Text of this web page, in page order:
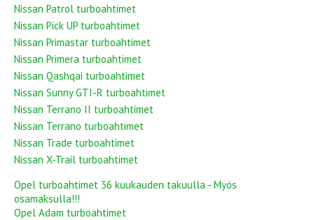
Nissan Patrol turboahtimet
Nissan Pick UP turboahtimet
Nissan Primastar turboahtimet
Nissan Primera turboahtimet
Nissan Qashqai turboahtimet
Nissan Sunny GTI-R turboahtimet
Nissan Terrano II turboahtimet
Nissan Terrano turboahtimet
Nissan Trade turboahtimet
Nissan X-Trail turboahtimet
Opel turboahtimet 36 kuukauden takuulla - Myös
osamaksulla!!!
Opel Adam turboahtimet